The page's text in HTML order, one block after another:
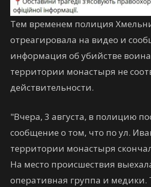
Тем временем полиция
отреагировала на видео и
информация об убийстве
территории монастыря не
действительности.
"Вчера, 3 августа, в полицию
сообщение о том, что по ул.
территории монастыря
На место происшествия
оперативная группа и медики.